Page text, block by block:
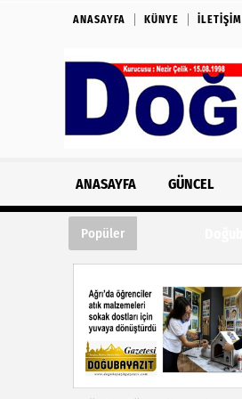
ANASAYFA KÜNYE İLETIŞIM
ANASAYFA GÜNCEL
Popüler